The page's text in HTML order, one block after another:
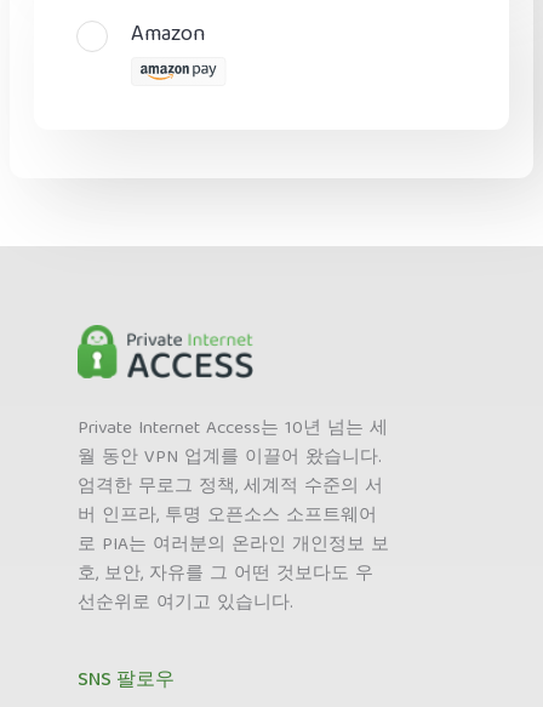
Amazon
Private Internet Access는 10년 넘는 세
월 동안 VPN 업계를 이끌어 왔습니다.
엄격한 무로그 정책, 세계적 수준의 서
버 인프라, 투명 오픈소스 소프트웨어
로 PIA는 여러분의 온라인 개인정보 보
호, 보안, 자유를 그 어떤 것보다도 우
선순위로 여기고 있습니다.
SNS 팔로우